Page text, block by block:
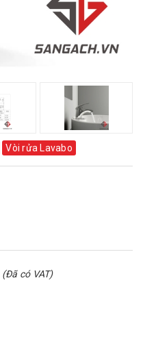
Vòi rửa Lavabo
(Đã có VAT)